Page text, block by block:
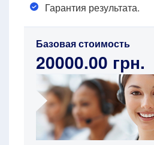
Гарантия результата.
Базовая стоимость
20000.00 грн.